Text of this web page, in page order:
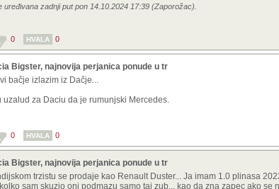
uređivana zadnji put pon 14.10.2024 17:39 (Zaporožac).
0 HVALA 0
Bigster, najnovija perjanica ponude u tr
bačje izlazim iz Dačje...
uzalud za Daciu da je rumunjski Mercedes.
0 HVALA 0
Bigster, najnovija perjanica ponude u tr
trzistu se prodaje kao Renault Duster... Ja imam 1.0 plinasa
sam skuzio oni podmazu samo taj zub... kao da zna zapec ako se